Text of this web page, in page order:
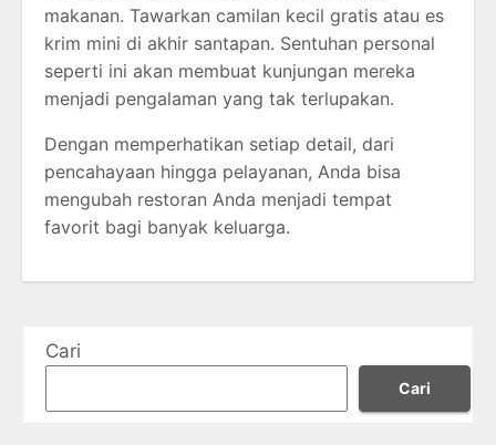
makanan. Tawarkan camilan kecil gratis atau es
krim mini di akhir santapan. Sentuhan personal
seperti ini akan membuat kunjungan mereka
menjadi pengalaman yang tak terlupakan.
Dengan memperhatikan setiap detail, dari
pencahayaan hingga pelayanan, Anda bisa
mengubah restoran Anda menjadi tempat
favorit bagi banyak keluarga.
Cari
Cari